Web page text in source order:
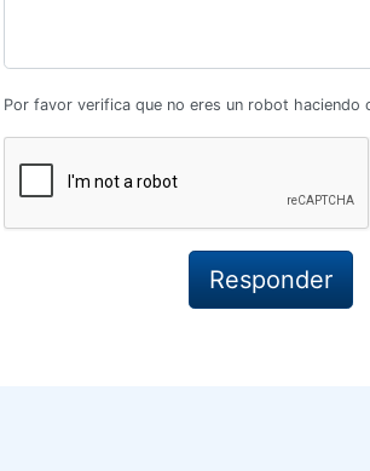
Por favor verifica que no eres un robot haciendo